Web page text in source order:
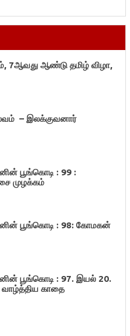
7ஆவது ஆண்டு தமிழ் விழா,
– இலக்குவனார்
பூங்கொடி : 99 :
முழக்கம்
பூங்கொடி : 98: கோமகன்
பூங்கொடி : 97. இயல் 20.
வாழ்த்திய காதை